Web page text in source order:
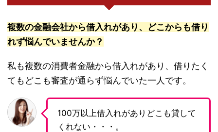
複数の金融会社から借入れがあり、どこからも借り
れず悩んでいませんか？
私も複数の消費者金融から借入れがあり、借りたく
てもどこも審査が通らず悩んでいた一人です。
100万以上借入れがありどこも貸して
くれない・・・。